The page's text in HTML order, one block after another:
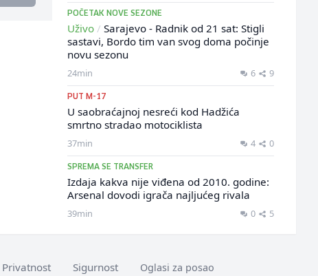
POČETAK NOVE SEZONE
Uživo / Sarajevo - Radnik od 21 sat: Stigli
sastavi, Bordo tim van svog doma počinje
novu sezonu
24min 6 9
PUT M-17
U saobraćajnoj nesreći kod Hadžića
smrtno stradao motociklista
37min 4 0
SPREMA SE TRANSFER
Izdaja kakva nije viđena od 2010. godine:
Arsenal dovodi igrača najljućeg rivala
39min 0 5
Privatnost Sigurnost Oglasi za posao